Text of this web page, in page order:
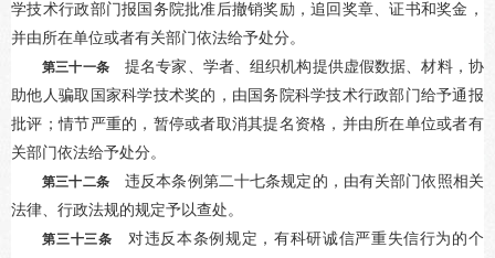
学技术行政部门报国务院批准后撤销奖励，追回奖章、证书和奖金，
并由所在单位或者有关部门依法给予处分。
第三十一条提名专家、学者、组织机构提供虚假数据、材料，协
助他人骗取国家科学技术奖的，由国务院科学技术行政部门给予通报
批评；情节严重的，暂停或者取消其提名资格，并由所在单位或者有
关部门依法给予处分。
第三十二条违反本条例第二十七条规定的，由有关部门依照相关
法律、行政法规的规定予以查处。
第三十三条 对违反本条例规定，有科研诚信严重失信行为的个